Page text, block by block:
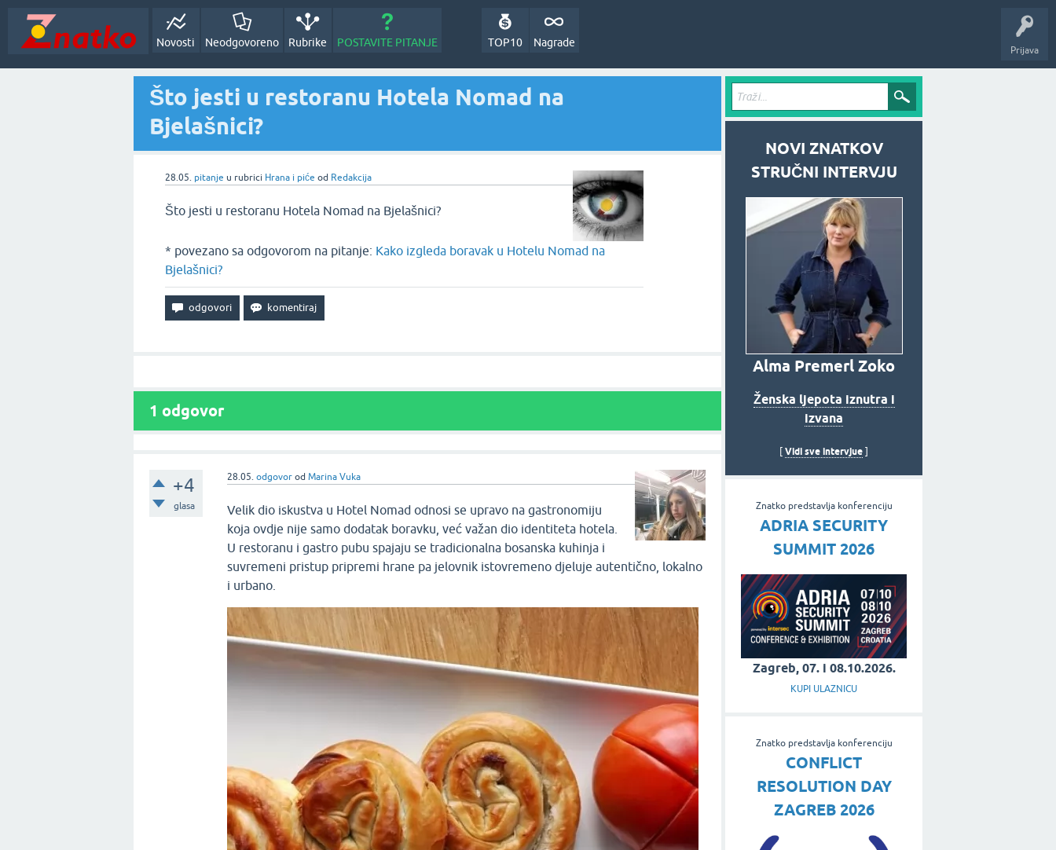
Prijava
Novosti Neodgovoreno Rubrike POSTAVITE PITANJE Nagrade
TOP10
Što jesti u restoranu Hotela Nomad na
Bjelašnici?
28.05. pitanje u rubrici Hrana i piće od Redakcija
Što jesti u restoranu Hotela Nomad na Bjelašnici?
* povezano sa odgovorom na pitanje: Kako izgleda boravak u Hotelu Nomad na
Bjelašnici?
1 odgovor
+4
glasa
28.05. odgovor odMarina Vuka
Velik dio iskustva u Hotel Nomad odnosi se upravo na gastronomiju
koja ovdje nije samo dodatak boravku, već važan dio identiteta hotela.
U restoranu i gastro pubu spajaju se tradicionalna bosanska kuhinja i
suvremeni pristup pripremi hrane pa jelovnik istovremeno djeluje autentično, lokalno
i urbano.
NOVI ZNATKOV
STRUČNI INTERVJU
Alma Premerl Zoko
Ženska ljepota iznutra i
izvana
Vidi sve intervjue
Znatko predstavlja konferenciju
ADRIA SECURITY
SUMMIT 2026
Zagreb, 07. i 08.10.2026.
KUPI ULAZNICU
Znatko predstavlja konferenciju
CONFLICT
RESOLUTION DAY
ZAGREB 2026